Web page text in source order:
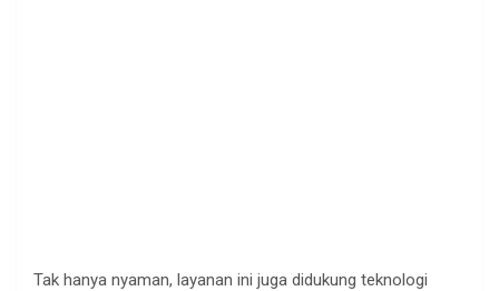
Tak hanya nyaman, layanan ini juga didukung teknologi